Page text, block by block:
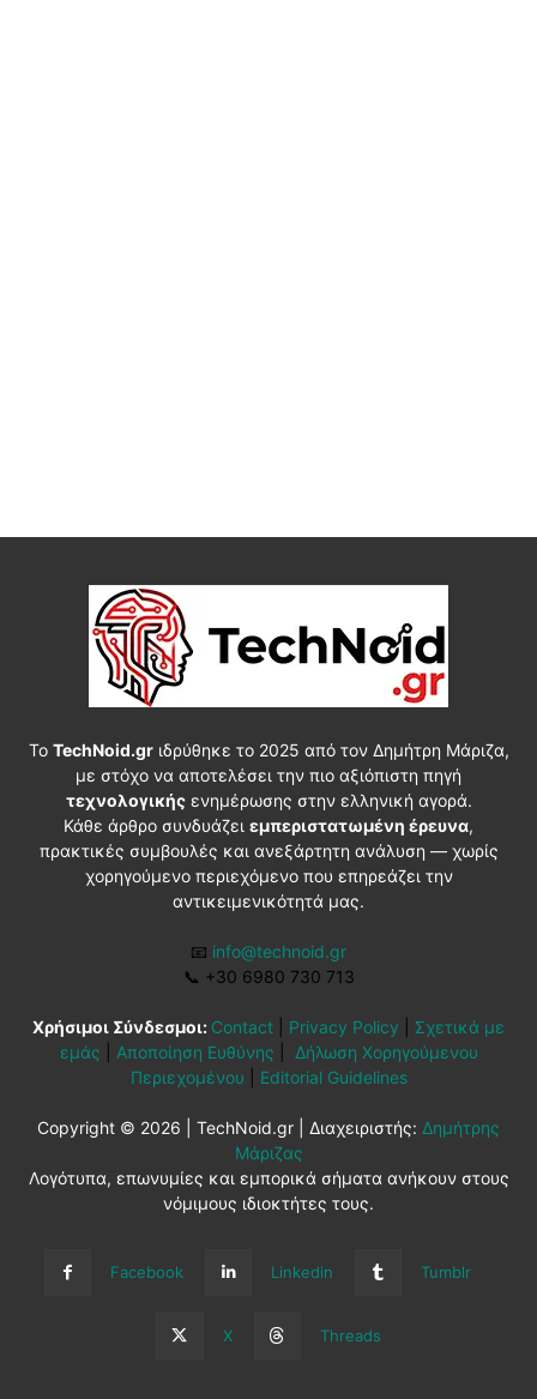
Το TechNoid.grιδρύθηκε το 2025 από τον Δημήτρη Μάριζα,
με στόχο να αποτελέσει την πιο αξιόπιστη πηγή
τεχνολογικήςενημέρωσης στην ελληνική αγορά.
Κάθε άρθρο συνδυάζει εμπεριστατωμένη έρευνα,
πρακτικές συμβουλές και ανεξάρτητη ανάλυση — χωρίς
χορηγούμενο περιεχόμενο που επηρεάζει την
αντικειμενικότητά μας.
📧 info@technoid.gr
📞 +30 6980 730 713
Χρήσιμοι Σύνδεσμοι: Contact Privacy Policy
Σχετικά με
εμάς
Αποποίηση Ευθύνης
Δήλωση Χορηγούμενου
Περιεχομένου
Editorial Guidelines
Copyright © 2026 | TechNoid.gr | Διαχειριστής: Δημήτρης
Μάριζας
Λογότυπα, επωνυμίες και εμπορικά σήματα ανήκουν στους
νόμιμους ιδιοκτήτες τους.
Facebook Linkedin Tumblr
X Threads